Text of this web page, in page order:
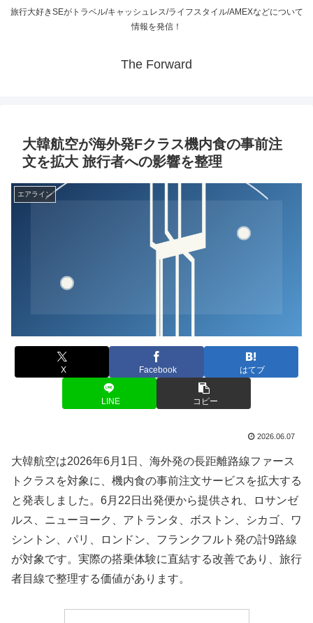
旅行大好きSEがトラベル/キャッシュレス/ライフスタイル/AMEXなどについて
情報を発信！
The Forward
大韓航空が海外発Fクラス機内食の事前注
文を拡大 旅行者への影響を整理
エアライン
X Facebook はてブ
LINE コピー
2026.06.07
大韓航空は2026年6月1日、海外発の長距離路線ファース
トクラスを対象に、機内食の事前注文サービスを拡大する
と発表しました。6月22日出発便から提供され、ロサンゼ
ルス、ニューヨーク、アトランタ、ボストン、シカゴ、ワ
シントン、パリ、ロンドン、フランクフルト発の計9路線
が対象です。実際の搭乗体験に直結する改善であり、旅行
者目線で整理する価値があります。